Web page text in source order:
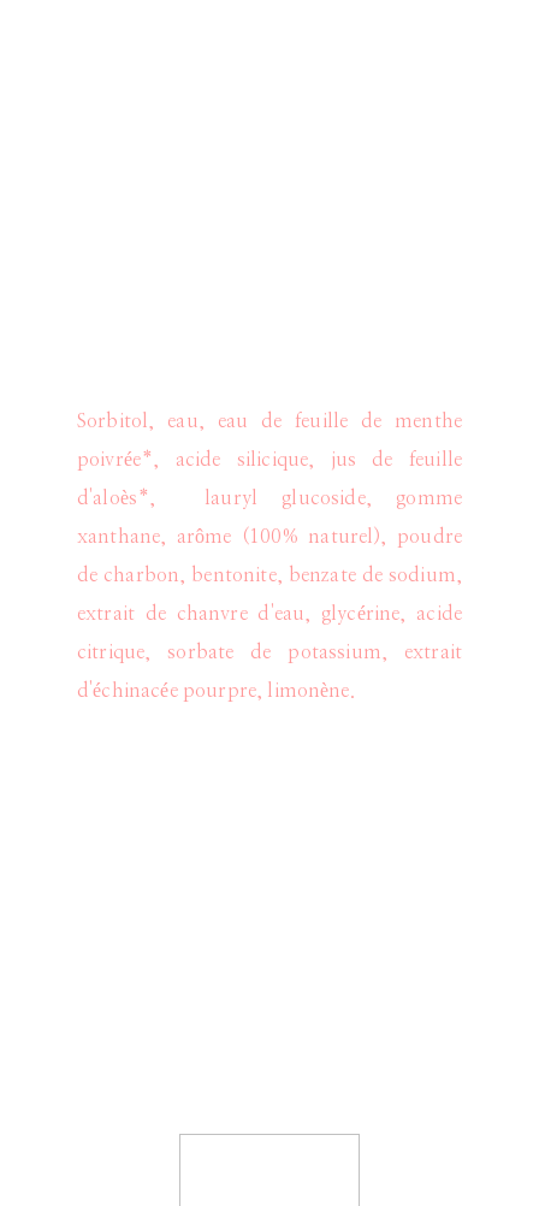
Sorbitol, eau, eau de feuille de menthe
poivrée*, acide silicique, jus de feuille
d'aloès*, lauryl glucoside, gomme
xanthane, arôme (100% naturel), poudre
de charbon, bentonite, benzate de sodium,
extrait de chanvre d'eau, glycérine, acide
citrique, sorbate de potassium, extrait
d'échinacée pourpre, limonène.